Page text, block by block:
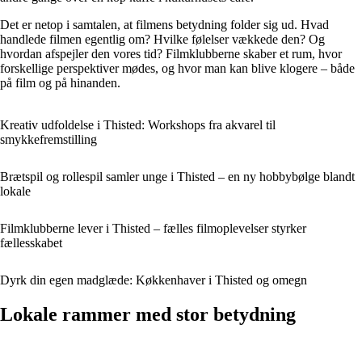
Det er netop i samtalen, at filmens betydning folder sig ud. Hvad
handlede filmen egentlig om? Hvilke følelser vækkede den? Og
hvordan afspejler den vores tid? Filmklubberne skaber et rum, hvor
forskellige perspektiver mødes, og hvor man kan blive klogere – både
på film og på hinanden.
Kreativ udfoldelse i Thisted: Workshops fra akvarel til
smykkefremstilling
Brætspil og rollespil samler unge i Thisted – en ny hobbybølge blandt
lokale
Filmklubberne lever i Thisted – fælles filmoplevelser styrker
fællesskabet
Dyrk din egen madglæde: Køkkenhaver i Thisted og omegn
Lokale rammer med stor betydning